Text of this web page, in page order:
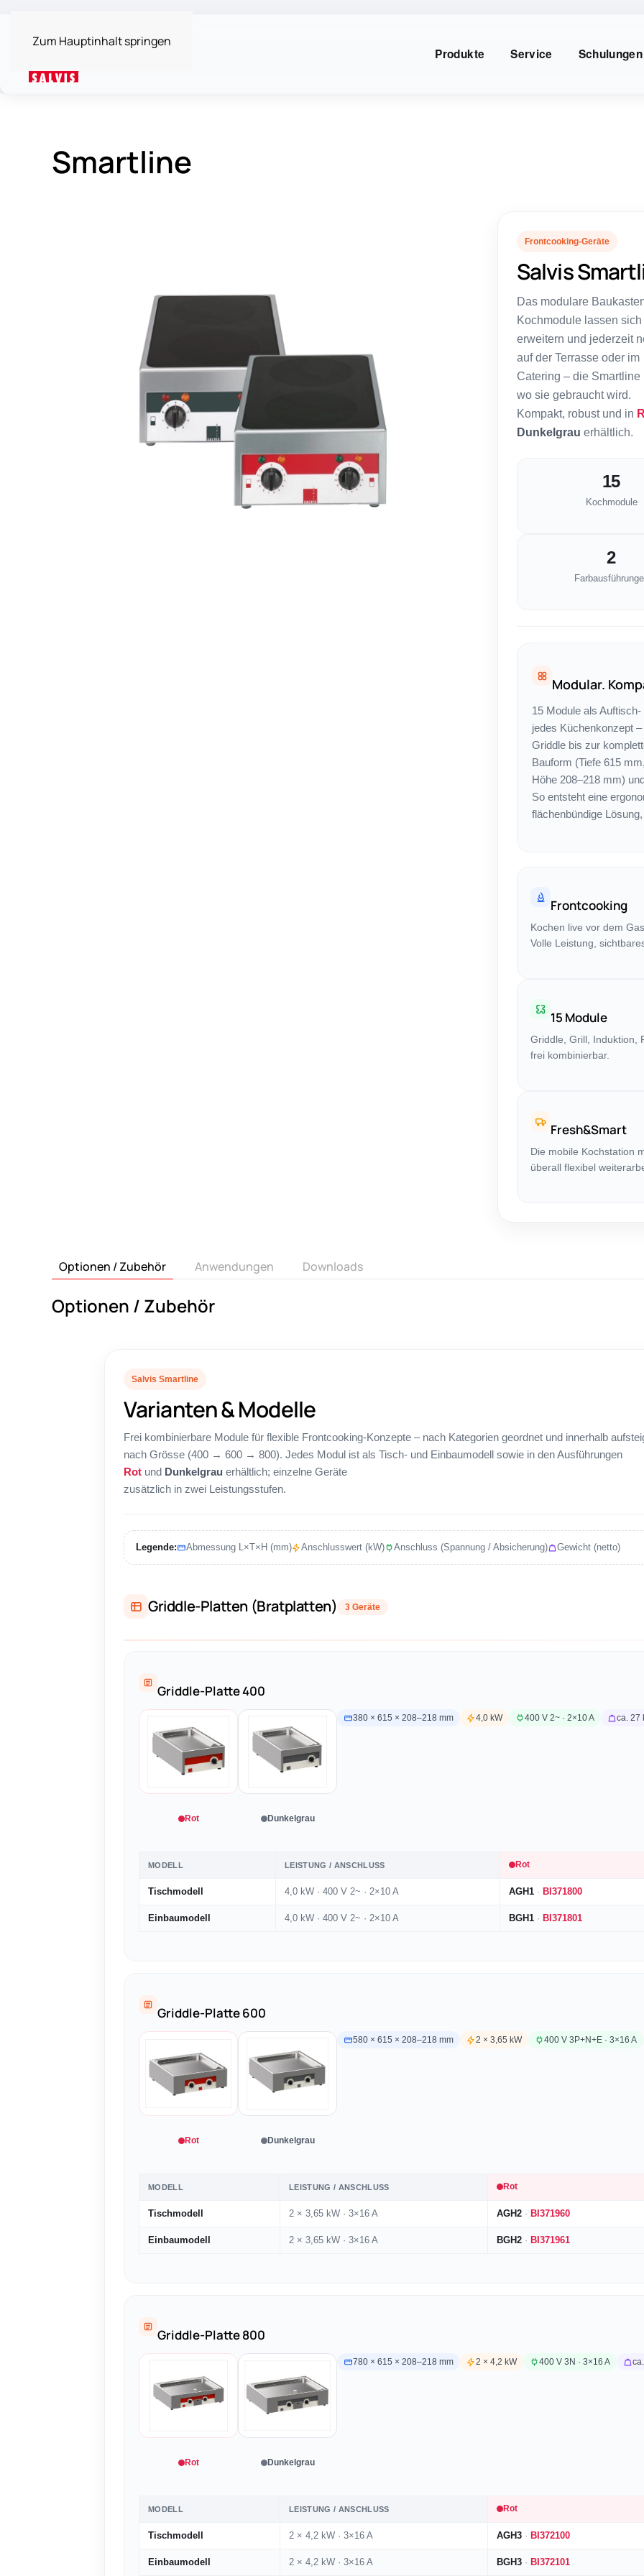
Zum Hauptinhalt springen
Produkte Service Schulungen
Smartline
Frontcooking-Geräte
Salvis
Das modulare
Kochmodule lassen
erweitern und jederzeit
auf der Terrasse oder im
Catering – die
wo sie gebraucht wird.
Kompakt, robust und in
Dunkelgrau erhältlich.
15
Kochmodule
2
Modular.
15 Module als
jedes Küchenkonzept
Griddle bis zur
Bauform (Tiefe 615 mm,
Höhe 208–218 mm)
So entsteht eine
flächenbündige
Frontcooking
Kochen live vor dem
Volle Leistung,
15 Module
Griddle, Grill, Induktion,
frei kombinierbar.
Fresh&Smart
Die mobile Kochstation
überall flexibel
Optionen / Zubehör Anwendungen Downloads
Optionen / Zubehör
Salvis Smartline
Varianten & Modelle
Frei kombinierbare Module für flexible Frontcooking-Konzepte – nach Kategorien geordnet und innerhalb
nach Grösse (400 → 600 → 800). Jedes Modul ist als Tisch- und Einbaumodell sowie in den Ausführungen
Rot und Dunkelgrau erhältlich; einzelne Geräte
zusätzlich in zwei Leistungsstufen.
Legende: Abmessung L×T×H (mm) Anschlusswert (kW) Anschluss (Spannung / Absicherung) Gewicht (netto)
Griddle-Platten (Bratplatten) 3 Geräte
Griddle-Platte 400
Rot Dunkelgrau
380 × 615 × 208–218 mm 4,0 kW 400 V 2~ · 2×10 A ca. 27
MODELL LEISTUNG / ANSCHLUSS Rot
Tischmodell 4,0 kW · 400 V 2~ · 2×10 A AGH1 · BI371800
Einbaumodell 4,0 kW · 400 V 2~ · 2×10 A BGH1 · BI371801
Griddle-Platte 600
Rot Dunkelgrau
580 × 615 × 208–218 mm 2 × 3,65 kW 400 V 3P+N+E · 3×16 A
MODELL LEISTUNG / ANSCHLUSS Rot
Tischmodell 2 × 3,65 kW · 3×16 A AGH2 · BI371960
Einbaumodell 2 × 3,65 kW · 3×16 A BGH2 · BI371961
Griddle-Platte 800
Rot Dunkelgrau
780 × 615 × 208–218 mm 2 × 4,2 kW 400 V 3N · 3×16 A
MODELL LEISTUNG / ANSCHLUSS Rot
Tischmodell 2 × 4,2 kW · 3×16 A AGH3 · BI372100
Einbaumodell 2 × 4,2 kW · 3×16 A BGH3 · BI372101